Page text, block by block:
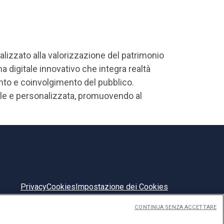
alla valorizzazione del patrimonio
digitale innovativo che integra realtà
e coinvolgimento del pubblico.
e personalizzata, promuovendo al
PrivacyCookiesImpostazione dei Cookies
CONTINUA SENZA ACCETTARE